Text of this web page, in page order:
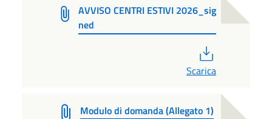
AVVISO CENTRI ESTIVI 2026_sig
ned
Scarica
Modulo di domanda (Allegato 1)